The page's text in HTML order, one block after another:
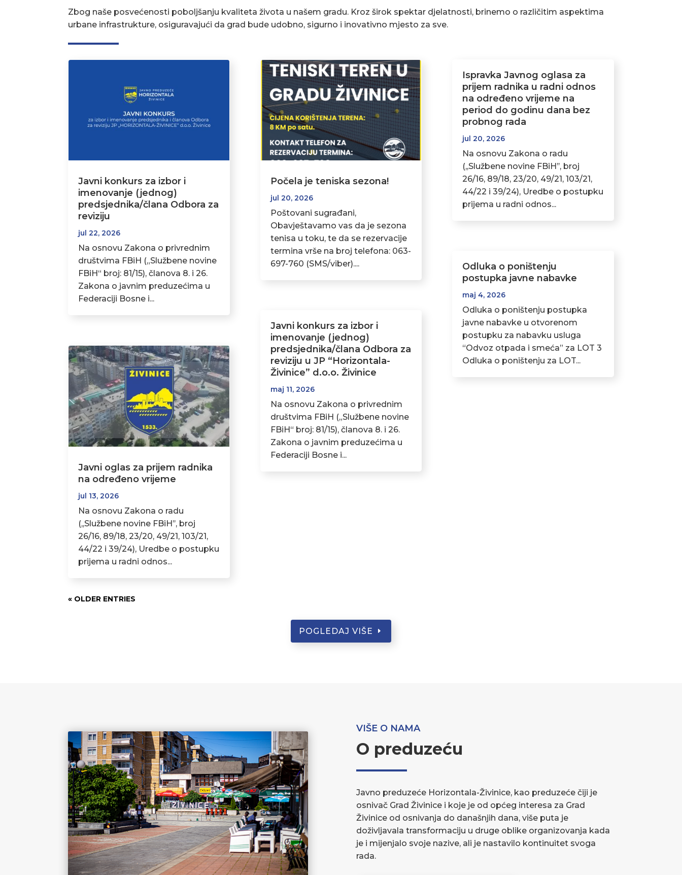
Zbog naše posvećenosti poboljšanju kvaliteta života u našem gradu. Kroz širok spektar djelatnosti, brinemo o različitim aspektima
urbane infrastrukture, osiguravajući da grad bude udobno, sigurno i inovativno mjesto za sve.
Javni konkurs za izbor i
imenovanje (jednog)
predsjednika/člana Odbora za
reviziju
jul 22, 2026
Na osnovu Zakona o privrednim
društvima FBiH („Službene novine
FBiH“ broj: 81/15), članova 8. i 26.
Zakona o javnim preduzećima u
Federaciji Bosne i...
Javni oglas za prijem radnika
na određeno vrijeme
jul 13, 2026
Na osnovu Zakona o radu
(,,Službene novine FBiH’’, broj
26/16, 89/18, 23/20, 49/21, 103/21,
44/22 i 39/24), Uredbe o postupku
prijema u radni odnos...
Počela je teniska sezona!
jul 20, 2026
Poštovani sugrađani,
Obavještavamo vas da je sezona
tenisa u toku, te da se rezervacije
termina vrše na broj telefona: 063-
697-760 (SMS/viber)....
Javni konkurs za izbor i
imenovanje (jednog)
predsjednika/člana Odbora za
reviziju u JP “Horizontala-
Živinice” d.o.o. Živinice
maj 11, 2026
Na osnovu Zakona o privrednim
društvima FBiH („Službene novine
FBiH“ broj: 81/15), članova 8. i 26.
Zakona o javnim preduzećima u
Federaciji Bosne i...
Ispravka Javnog oglasa za
prijem radnika u radni odnos
na određeno vrijeme na
period do godinu dana bez
probnog rada
jul 20, 2026
Na osnovu Zakona o radu
(,,Službene novine FBiH’’, broj
26/16, 89/18, 23/20, 49/21, 103/21,
44/22 i 39/24), Uredbe o postupku
prijema u radni odnos...
Odluka o poništenju
postupka javne nabavke
maj 4, 2026
Odluka o poništenju postupka
javne nabavke u otvorenom
postupku za nabavku usluga
“Odvoz otpada i smeća” za LOT 3
Odluka o poništenju za LOT...
« OLDER ENTRIES
POGLEDAJ VIŠE
VIŠE O NAMA
O preduzeću
Javno preduzeće Horizontala-Živinice, kao preduzeće čiji je
osnivač Grad Živinice i koje je od općeg interesa za Grad
Živinice od osnivanja do današnjih dana, više puta je
doživljavala transformaciju u druge oblike organizovanja kada
je i mijenjalo svoje nazive, ali je nastavilo kontinuitet svoga
rada.